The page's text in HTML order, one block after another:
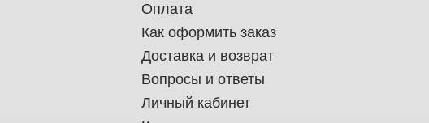
Оплата
Как оформить заказ
Доставка и возврат
Вопросы и ответы
Личный кабинет